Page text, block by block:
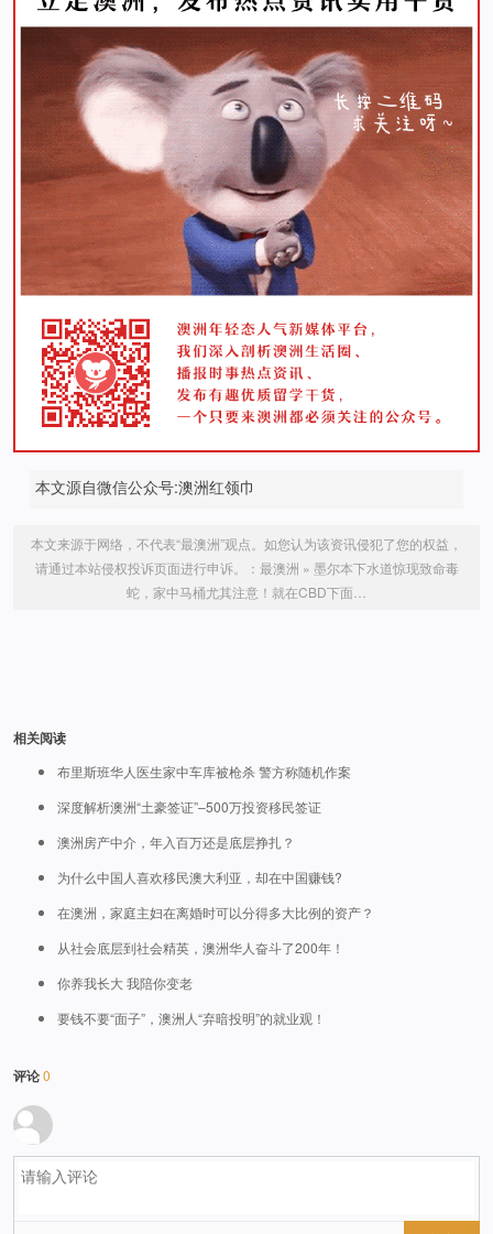
本文源自微信公众号:澳洲红领巾
本文来源于网络，不代表“最澳洲”观点。如您认为该资讯侵犯了您的权益，
请通过本站侵权投诉页面进行申诉。： 最澳洲 » 墨尔本下水道惊现致命毒
蛇，家中马桶尤其注意！就在CBD下面…
相关阅读
布里斯班华人医生家中车库被枪杀 警方称随机作案
深度解析澳洲“土豪签证”–500万投资移民签证
澳洲房产中介，年入百万还是底层挣扎？
为什么中国人喜欢移民澳大利亚，却在中国赚钱?
在澳洲，家庭主妇在离婚时可以分得多大比例的资产？
从社会底层到社会精英，澳洲华人奋斗了200年！
你养我长大 我陪你变老
要钱不要“面子”，澳洲人“弃暗投明”的就业观！
评论0